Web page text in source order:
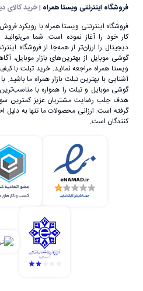
فروشگاه اینترنتی ویستا همراه |خرید کالای
فروشگاه اینترنتی ویستا همراه با رویکرد
کار خود را آغاز نموده است. شما می‌توانید
دیجیتال را ارزان‌تر از همه‌جا از فروشگاه
گوشی موبایل از بهترین‌های بازار
ویستا همراه مراجعه نمائید. خرید تبلت با
آشنایی با بهترین تبلت بازار همراه ما باشید.
گوشی موبایل و تبلت را همواره با
هدف جلب رضایت مشتریان عزیز کمترین
گرفته است. ارزانی محصولات ما تنها به
کنندگان است.